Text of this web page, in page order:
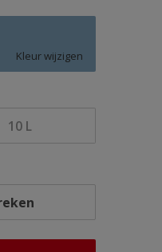
Kleur wijzigen
10 L